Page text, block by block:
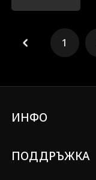
1
ИНФО
ПОДДРЪЖКА